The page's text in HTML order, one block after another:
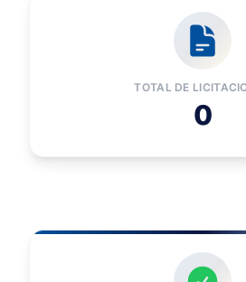
TOTAL DE
0